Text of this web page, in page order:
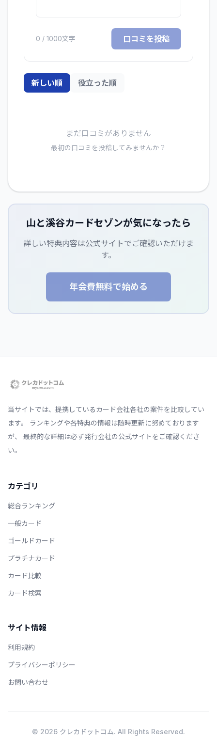
0 / 1000文字 口コミを投稿
新しい順 役立った順
まだ口コミがありません
最初の口コミを投稿してみませんか？
山と溪谷カードセゾンが気になったら
詳しい特典内容は公式サイトでご確認いただけま
す。
年会費無料で始める
当サイトでは、提携しているカード会社各社の案件を比較してい
ます。 ランキングや各特典の情報は随時更新に努めております
が、 最終的な詳細は必ず発行会社の公式サイトをご確認くださ
い。
カテゴリ
総合ランキング
一般カード
ゴールドカード
プラチナカード
カード比較
カード検索
サイト情報
利用規約
プライバシーポリシー
お問い合わせ
© 2026 クレカドットコム. All Rights Reserved.